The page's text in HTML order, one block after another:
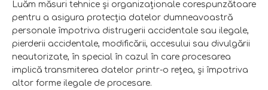
Luăm măsuri tehnice și organizaționale corespunzătoare
pentru a asigura protecția datelor dumneavoastră
personale împotriva distrugerii accidentale sau ilegale,
pierderii accidentale, modificării, accesului sau divulgării
neautorizate, în special în cazul în care procesarea
implică transmiterea datelor printr-o rețea, și împotriva
altor forme ilegale de procesare.